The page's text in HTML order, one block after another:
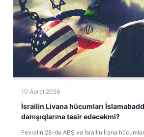
10 Aprel 2026
İsrailin Livana hücumları
danışıqlarına təsir edəcəkmi?
Fevralın 28-də ABŞ və İsrailin İrana